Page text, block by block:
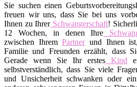
Sie suchen einen
freuen wir uns, dass Sie bei uns
Ihnen zu IhrerSchwangerschaft!
12 Wochen, in denen Ihre
zwischen IhremPartnerund Ihnen ist,
Familie und Freunden erzählt, dass
Gerade wenn Sie Ihr erstes Kind
selbstverständlich, dass Sie viele
und Unsicherheit schwanken oder